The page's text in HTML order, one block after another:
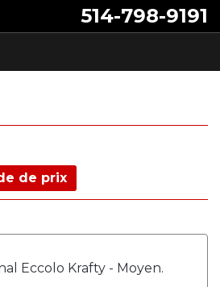
514-798-9191
de prix
Eccolo Krafty - Moyen.